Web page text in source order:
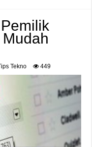
Tekno 449